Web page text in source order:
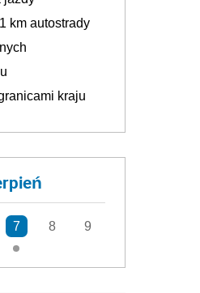
km autostrady
kraju
7 8 9